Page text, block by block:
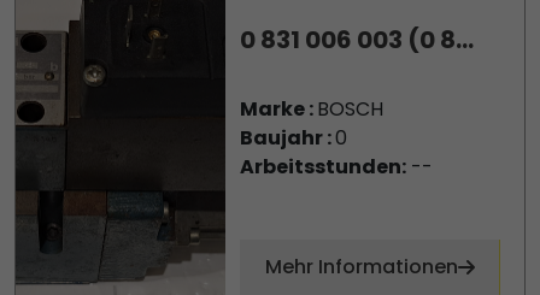
0 831 006 003 (0 8...
Marke :BOSCH
Baujahr :0
Arbeitsstunden:--
Mehr Informationen